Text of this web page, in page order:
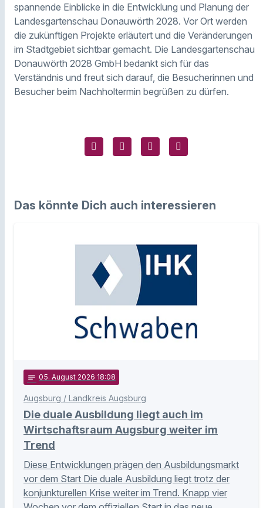
spannende Einblicke in die Entwicklung und Planung der
Landesgartenschau Donauwörth 2028. Vor Ort werden
die zukünftigen Projekte erläutert und die Veränderungen
im Stadtgebiet sichtbar gemacht. Die Landesgartenschau
Donauwörth 2028 GmbH bedankt sich für das
Verständnis und freut sich darauf, die Besucherinnen und
Besucher beim Nachholtermin begrüßen zu dürfen.
Das könnte Dich auch interessieren
notes 05. August 2026 18:08
Augsburg / Landkreis Augsburg
Die duale Ausbildung liegt auch im
Wirtschaftsraum Augsburg weiter im
Trend
Diese Entwicklungen prägen den Ausbildungsmarkt
vor dem Start Die duale Ausbildung liegt trotz der
konjunkturellen Krise weiter im Trend. Knapp vier